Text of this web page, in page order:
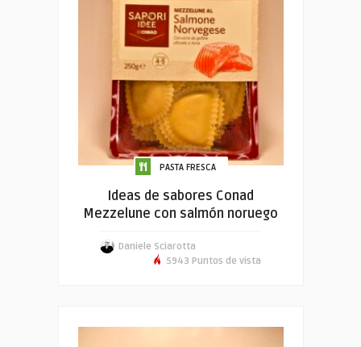
PASTA FRESCA
Ideas de sabores Conad
Mezzelune con salmón noruego
Daniele Sciarotta
5943 Puntos de vista